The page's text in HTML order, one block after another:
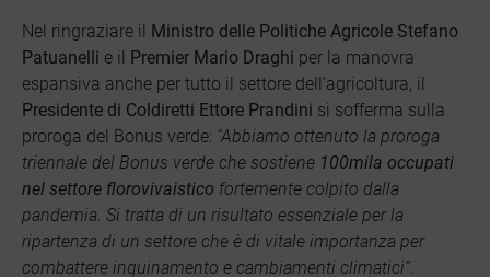
Nel ringraziare il
Ministro delle Politiche Agricole Stefano
Patuanelli e il Premier Mario Draghi per la manovra
espansiva anche per tutto il settore dell’agricoltura, il
Presidente di Coldiretti Ettore Prandini si sofferma sulla
proroga del Bonus verde: “Abbiamo ottenuto la proroga
triennale del Bonus verde che sostiene 100mila occupati
nel settore florovivaistico fortemente colpito dalla
pandemia. Si tratta di un risultato essenziale per la
ripartenza di un settore che è di vitale importanza per
combattere inquinamento e cambiamenti climatici”.